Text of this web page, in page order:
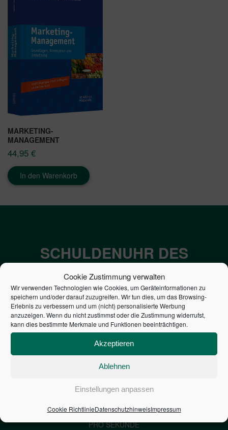
Cookie Zustimmung verwalten
Wir verwenden Technologien wie Cookies, um Geräteinformationen zu
speichern und/oder darauf zuzugreifen. Wir tun dies, um das Browsing-
Erlebnis zu verbessern und um (nicht) personalisierte Werbung
anzuzeigen. Wenn du nicht zustimmst oder die Zustimmung widerrufst,
kann dies bestimmte Merkmale und Funktionen beeinträchtigen.
Akzeptieren
Ablehnen
Einstellungen anpassen
Cookie RichtlinieDatenschutzhinweisImpressum
MARKETING-
MANAGEMENT
44,95 €
In den Warenkorb
SCHULDENUHR DES
BUNDES DER
STEUERZAHLER
7,052€
NEUVERSCHULDUNG
1,601€
ZINSEN
PRO SEKUNDE